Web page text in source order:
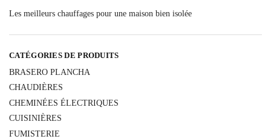
Les meilleurs chauffages pour une maison bien isolée
CATÉGORIES DE PRODUITS
BRASERO PLANCHA
CHAUDIÈRES
CHEMINÉES ÉLECTRIQUES
CUISINIÈRES
FUMISTERIE